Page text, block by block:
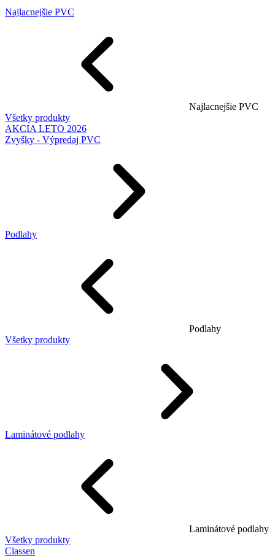
Najlacnejšie PVC
Najlacnejšie PVC
Všetky produkty
AKCIA LETO 2026
Zvyšky - Výpredaj PVC
Podlahy
Podlahy
Všetky produkty
Laminátové podlahy
Laminátové podlahy
Všetky produkty
Classen